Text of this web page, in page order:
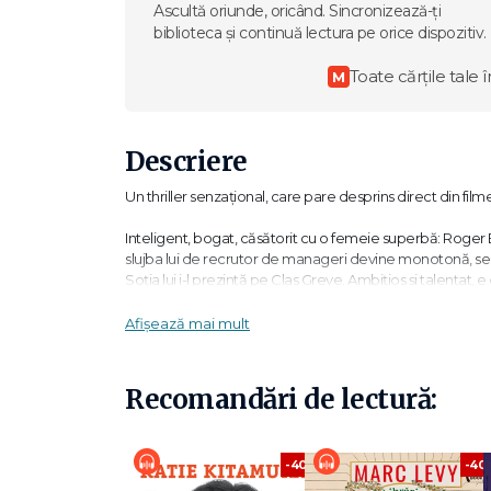
Ascultă oriunde, oricând. Sincronizează-ți
biblioteca și continuă lectura pe orice dispozitiv.
M Toate cărțile tale
Descriere
Un thriller senzațional, care pare desprins direct din
Inteligent, bogat, căsătorit cu o femeie superbă: Roger
slujba lui de recrutor de manageri devine monotonă,
Soția lui i-l prezintă pe Clas Greve. Ambițios și
Curând însă Roger descoperă că acest Clas Greve
„Vânătorii de capete ne oferă o galerie strălucită de
subtilă, efectele cinematografice și finalul surprinzător
„Un roman alert, cu răsturnări de situații, amintind de
grație de la final. O lectură compulsivă." – Booklist
Afișează mai mult
Recomandări de lectură:
-40% -